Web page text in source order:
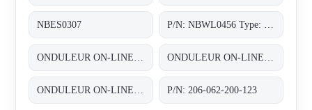
NBES0307
P/N: 206-062-200-123